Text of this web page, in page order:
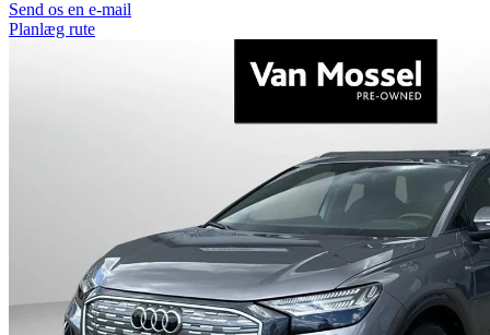
Send os en e-mail
Planlæg rute